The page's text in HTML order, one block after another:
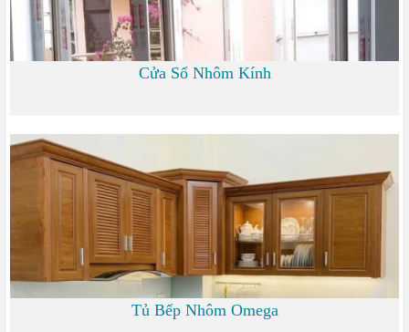
Cửa Sổ Nhôm Kính
Tủ Bếp Nhôm Omega